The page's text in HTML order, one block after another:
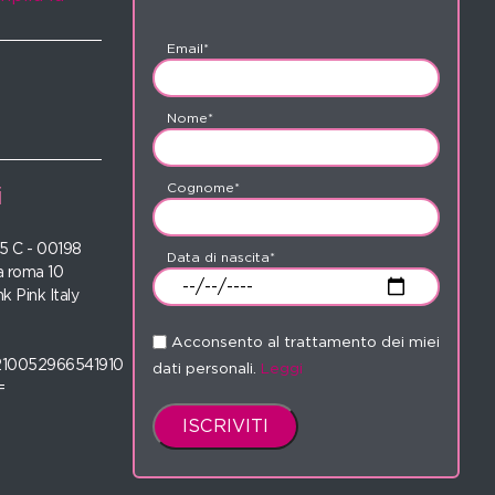
C - 00198
roma 10
Pink Italy
Email*
Nome*
Cognome*
Data di nascita*
Acconsento al trattamento dei miei
dati personali. Leggi